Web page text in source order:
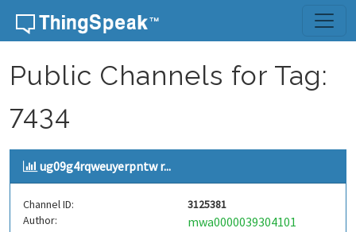
Skip to content
Public Channels for Tag:
7434
ug09g4rqweuyerpntw r...
Channel ID:
3125381
Author:
mwa0000039304101